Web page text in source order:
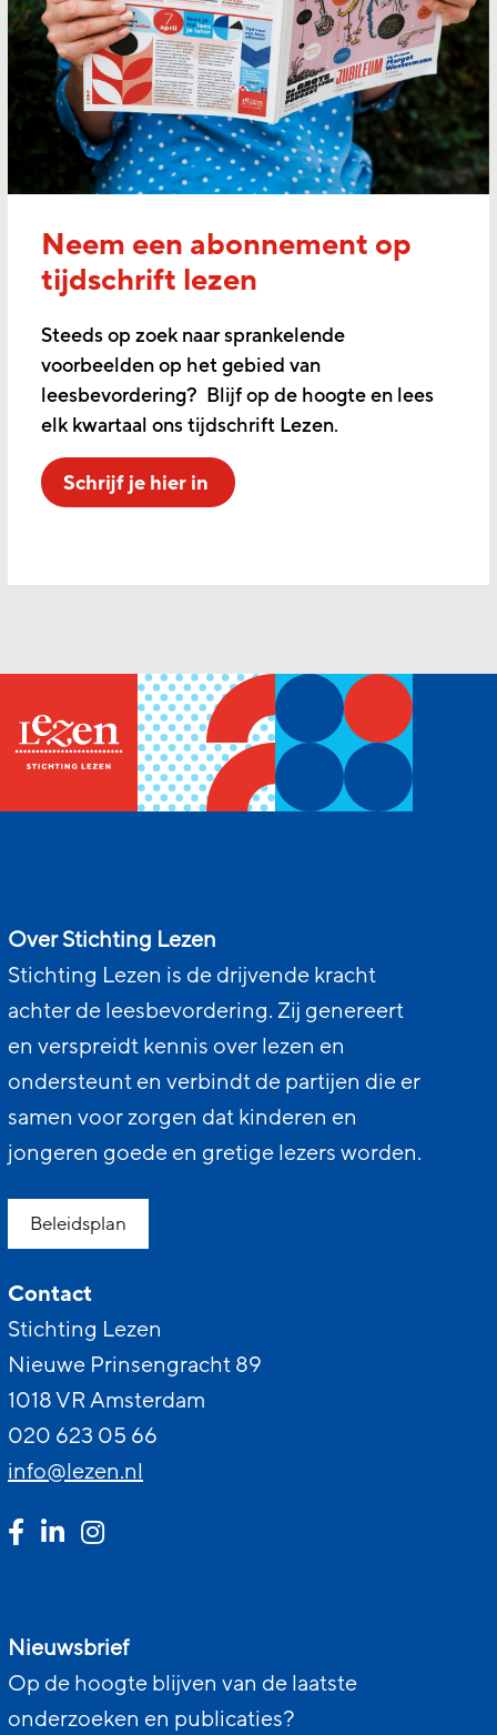
Neem een abonnement op
tijdschrift lezen
Steeds op zoek naar sprankelende
voorbeelden op het gebied van
leesbevordering? Blijf op de hoogte en lees
elk kwartaal ons tijdschrift Lezen.
Schrijf je hier in
Over Stichting Lezen
Stichting Lezen is de drijvende kracht
achter de leesbevordering. Zij genereert
en verspreidt kennis over lezen en
ondersteunt en verbindt de partijen die er
samen voor zorgen dat kinderen en
jongeren goede en gretige lezers worden.
Beleidsplan
Contact
Stichting Lezen
Nieuwe Prinsengracht 89
1018 VR Amsterdam
020 623 05 66
info@lezen.nl
Nieuwsbrief
Op de hoogte blijven van de laatste
onderzoeken en publicaties?